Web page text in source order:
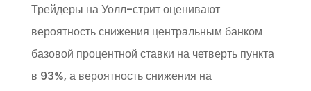
Трейдеры на Уолл-стрит оценивают
вероятность снижения центральным банком
базовой процентной ставки на четверть пункта
в 93%, а вероятность снижения на